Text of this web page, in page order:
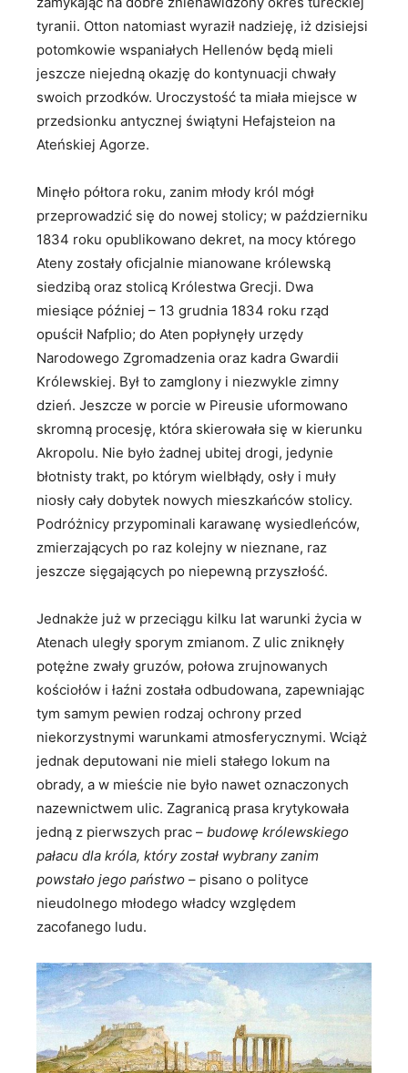
tyranii. Otton natomiast wyraził nadzieję, iż dzisiejsi
potomkowie wspaniałych Hellenów będą mieli
jeszcze niejedną okazję do kontynuacji chwały
swoich przodków. Uroczystość ta miała miejsce w
przedsionku antycznej świątyni Hefajsteion na
Ateńskiej Agorze.
Minęło półtora roku, zanim młody król mógł
przeprowadzić się do nowej stolicy; w październiku
1834 roku opublikowano dekret, na mocy którego
Ateny zostały oficjalnie mianowane królewską
siedzibą oraz stolicą Królestwa Grecji. Dwa
miesiące później – 13 grudnia 1834 roku rząd
opuścił Nafplio; do Aten popłynęły urzędy
Narodowego Zgromadzenia oraz kadra Gwardii
Królewskiej. Był to zamglony i niezwykle zimny
dzień. Jeszcze w porcie w Pireusie uformowano
skromną procesję, która skierowała się w kierunku
Akropolu. Nie było żadnej ubitej drogi, jedynie
błotnisty trakt, po którym wielbłądy, osły i muły
niosły cały dobytek nowych mieszkańców stolicy.
Podróżnicy przypominali karawanę wysiedleńców,
zmierzających po raz kolejny w nieznane, raz
jeszcze sięgających po niepewną przyszłość.
Jednakże już w przeciągu kilku lat warunki życia w
Atenach uległy sporym zmianom. Z ulic zniknęły
potężne zwały gruzów, połowa zrujnowanych
kościołów i łaźni została odbudowana, zapewniając
tym samym pewien rodzaj ochrony przed
niekorzystnymi warunkami atmosferycznymi. Wciąż
jednak deputowani nie mieli stałego lokum na
obrady, a w mieście nie było nawet oznaczonych
nazewnictwem ulic. Zagranicą prasa krytykowała
jedną z pierwszych prac – budowę królewskiego
pałacu dla króla, który został wybrany zanim
powstało jego państwo – pisano o polityce
nieudolnego młodego władcy względem
zacofanego ludu.